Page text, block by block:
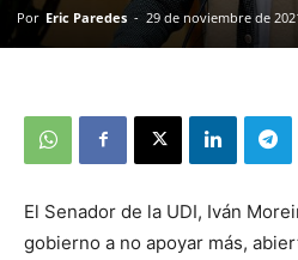
Por Eric Paredes - 29 de noviembre de
El Senador de la UDI, Iván
gobierno a no apoyar más,